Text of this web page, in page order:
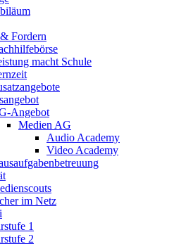
Fordern
macht Schule
Angebot
Medien AG
Audio Academy
Video Academy
im Netz
1
2